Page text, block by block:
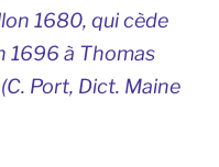
1680, qui cède
1696 à Thomas
Port, Dict. Maine